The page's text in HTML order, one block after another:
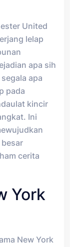
United
lelap
apa sih
apa
pada
kincir
Ini
cerita
York
New York